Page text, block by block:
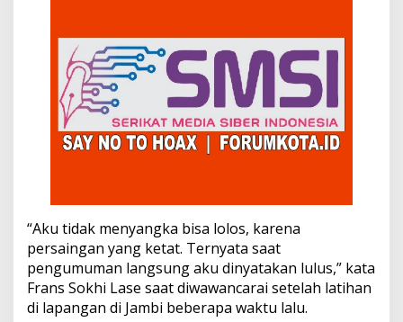
g
a
s
I
s
t
e
g
a
r
a
H
“Aku tidak menyangka bisa lolos, karena
persaingan yang ketat. Ternyata saat
pengumuman langsung aku dinyatakan lulus,” kata
Frans Sokhi Lase saat diwawancarai setelah latihan
di lapangan di Jambi beberapa waktu lalu.